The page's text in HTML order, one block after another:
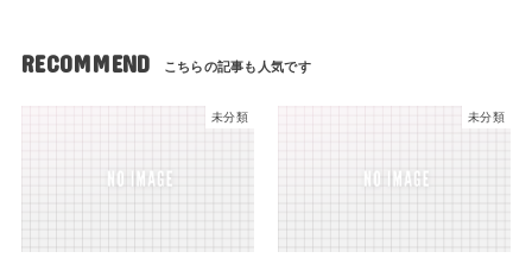
RECOMMEND
未分類 未分類